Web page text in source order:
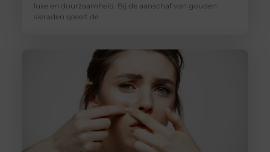
luxe en duurzaamheid. Bij de aanschaf van gouden
sieraden speelt de